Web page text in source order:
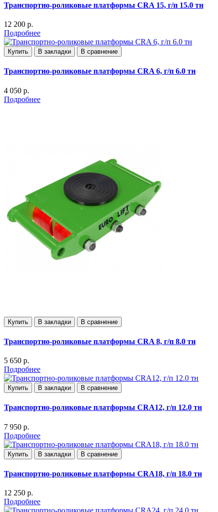
Транспортно-роликовые платформы CRA 15, г/п 15.0 тн
12 200 р.
Подробнее
Купить В закладки В сравнение
Транспортно-роликовые платформы CRA 6, г/п 6.0 тн
4 050 р.
Подробнее
Купить В закладки В сравнение
Транспортно-роликовые платформы CRA 8, г/п 8.0 тн
5 650 р.
Подробнее
Купить В закладки В сравнение
Транспортно-роликовые платформы CRA12, г/п 12.0 тн
7 950 р.
Подробнее
Купить В закладки В сравнение
Транспортно-роликовые платформы CRA18, г/п 18.0 тн
12 250 р.
Подробнее